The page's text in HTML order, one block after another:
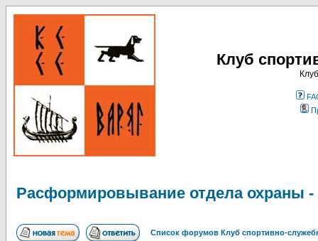
Клуб
Расформировывание отдела охраны -
Список форумов Клуб спортивно-